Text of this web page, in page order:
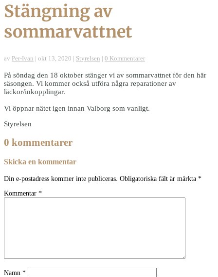
Stängning av
sommarvattnet
av Per-Ivan | okt 13, 2020 | Styrelsen | 0 Kommentarer
På söndag den 18 oktober stänger vi av sommarvattnet för den här
säsongen. Vi kommer också utföra några reparationer av
läckor/inkopplingar.
Vi öppnar nätet igen innan Valborg som vanligt.
Styrelsen
0 kommentarer
Skicka en kommentar
Din e-postadress kommer inte publiceras. Obligatoriska fält är märkta *
Kommentar *
Namn *